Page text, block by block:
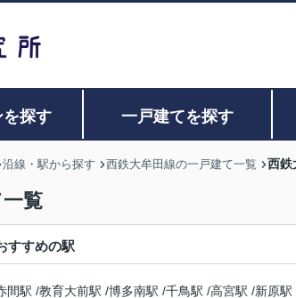
を探す 一戸建てを探す
沿線・駅から探す 西鉄大牟田線の一戸建て一覧 西鉄
覧
すすめの駅
間駅 /教育大前駅 /博多南駅 /千鳥駅 /高宮駅 /新原駅